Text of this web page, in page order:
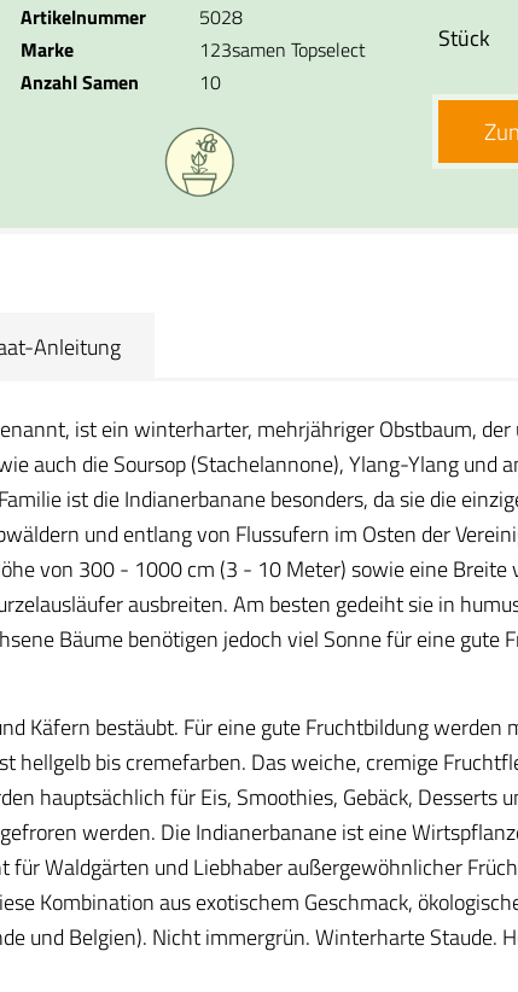
Artikelnummer
5028
Marke
123samen Topselect
Anzahl Samen
10
Stück
Anleitung
ist ein winterharter, mehrjähriger Obstbaum,
auch die Soursop (Stachelannone), Ylang-Ylang und
ist die Indianerbanane besonders, da sie die
und entlang von Flussufern im Osten der
von 300 - 1000 cm (3 - 10 Meter) sowie eine
ausbreiten. Am besten gedeiht sie in
Bäume benötigen jedoch viel Sonne für eine gute
Käfern bestäubt. Für eine gute Fruchtbildung werden
hellgelb bis cremefarben. Das weiche, cremige
hauptsächlich für Eis, Smoothies, Gebäck, Desserts
werden. Die Indianerbanane ist eine
Waldgärten und Liebhaber außergewöhnlicher
Kombination aus exotischem Geschmack,
und Belgien). Nicht immergrün. Winterharte Staude.